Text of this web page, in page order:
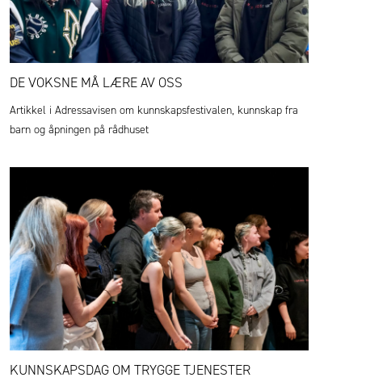
DE VOKSNE MÅ LÆRE AV OSS
Artikkel i Adressavisen om kunnskapsfestivalen, kunnskap fra
barn og åpningen på rådhuset
KUNNSKAPSDAG OM TRYGGE TJENESTER